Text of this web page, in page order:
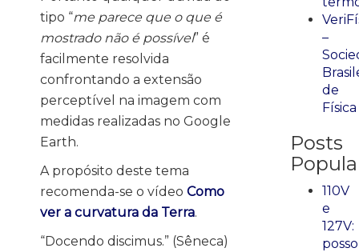
tipo “me parece que o que é
mostrado não é possível” é
facilmente resolvida
confrontando a extensão
perceptível na imagem com
medidas realizadas no Google
Earth.
A propósito deste tema
recomenda-se o vídeo Como
ver a curvatura da Terra.
“Docendo discimus.” (Sêneca)
–
de
Física
Posts
110V
e
127V:
posso